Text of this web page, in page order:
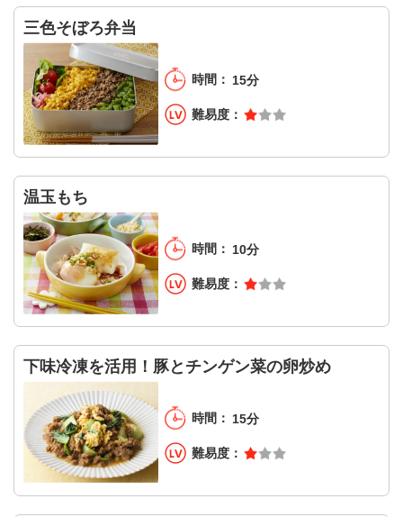
三色そぼろ弁当
15分
温玉もち
10分
下味冷凍を活用！豚とチンゲン菜の卵炒め
15分